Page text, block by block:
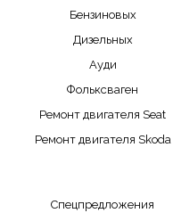
Бензиновых
Дизельных
Ауди
Фольксваген
Ремонт двигателя Seat
Ремонт двигателя Skoda
Спецпредложения